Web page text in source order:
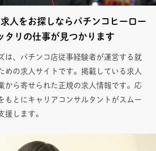
人をお探しならパチンコヒーロー
タリの仕事が見つかります
は、パチンコ店従事経験者が運営する就
めの求人サイトです。掲載している求人
から寄せられた正規の求人情報です。応
もとにキャリアコンサルタントがスムー
援します。